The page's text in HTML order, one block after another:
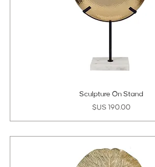
Sculpture On Stand
السعر‏190.00 US$